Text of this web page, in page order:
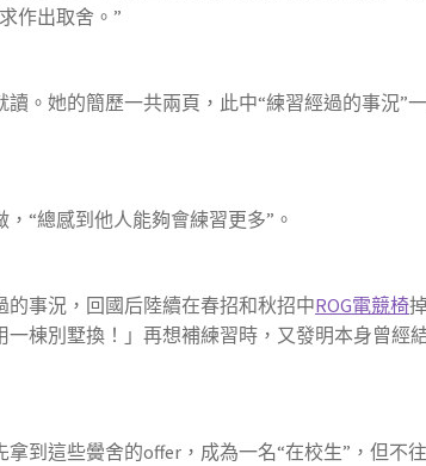
作出取舍。”
讀。她的簡歷一共兩頁，此中“練習經過的事況”
“總感到他人能夠會練習更多”。
事況，回國后陸續在春招和秋招中ROG電競椅
棟別墅換！」再想補練習時，又發明本身曾經
這些黌舍的offer，成為一名“在校生”，但不